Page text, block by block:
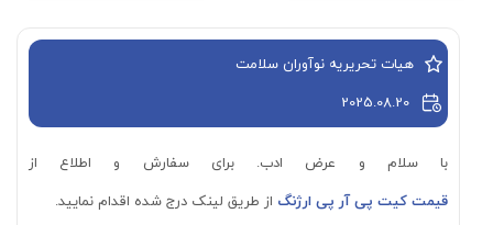
هیات تحریریه نوآوران سلامت
2025.08.20
با سلام و عرض ادب. برای سفارش و اطلاع از
قیمت کیت پی آر پی ارژنگ از طریق لینک درج شده اقدام نمایید.